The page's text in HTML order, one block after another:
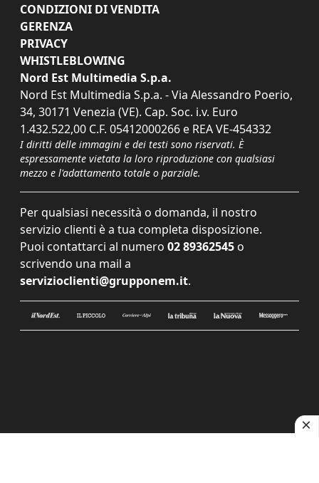
CONDIZIONI DI VENDITA
GERENZA
PRIVACY
WHISTLEBLOWING
Nord Est Multimedia S.p.a.
Nord Est Multimedia S.p.a. - Via Alessandro Poerio,
34, 30171 Venezia (VE). Cap. Soc. i.v. Euro
1.432.522,00 C.F. 05412000266 e REA VE-454332
I diritti delle immagini e dei testi sono riservati. È
espressamente vietata la loro riproduzione con qualsiasi
mezzo e l'adattamento totale o parziale.
Per qualsiasi necessità o domanda, il nostro
servizio clienti è a tua completa disposizione.
Puoi contattarci al numero 02 89362545 o
scrivendo una mail a
servizioclienti@grupponem.it.